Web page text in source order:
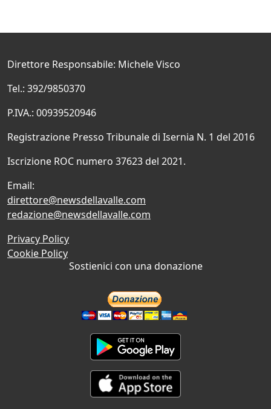
Direttore Responsabile: Michele Visco
Tel.: 392/9850370
P.IVA.: 00939520946
Registrazione Presso Tribunale di Isernia N. 1 del 2016
Iscrizione ROC numero 37623 del 2021.
Email:
direttore@newsdellavalle.com
redazione@newsdellavalle.com
Privacy Policy
Cookie Policy
Sostienici con una donazione